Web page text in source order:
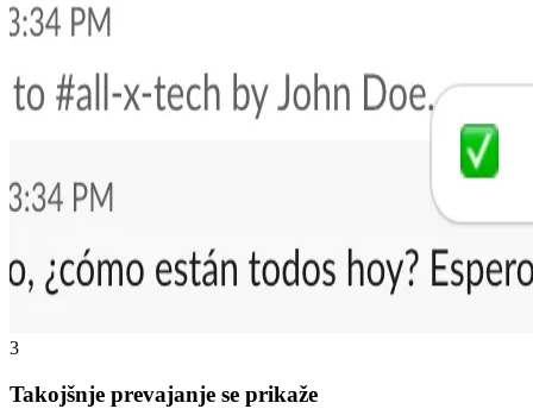
3
Takojšnje prevajanje se prikaže